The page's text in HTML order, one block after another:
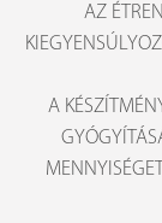
AZ
A